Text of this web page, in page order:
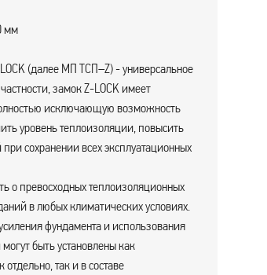
мм
(далее МП ТСП–Z) - универсальное
замок Z-LOCK имеет
исключающую возможность
уровень теплоизоляции, повысить
сохранении всех эксплуатационных
о превосходных теплоизоляционных
в любых климатических условиях.
фундамента и использования
быть установлены как
так и в составе